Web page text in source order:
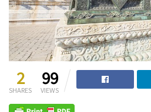
2
SHARES
99
VIEWS